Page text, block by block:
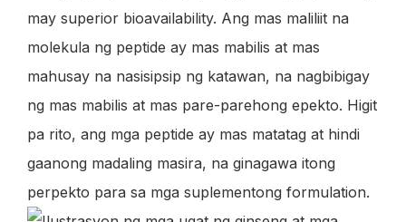
may superior bioavailability. Ang mas maliliit na
molekula ng peptide ay mas mabilis at mas
mahusay na nasisipsip ng katawan, na nagbibigay
ng mas mabilis at mas pare-parehong epekto. Higit
pa rito, ang mga peptide ay mas matatag at hindi
gaanong madaling masira, na ginagawa itong
perpekto para sa mga suplementong formulation.